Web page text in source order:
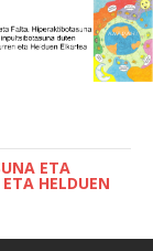
ETA
HELDUEN